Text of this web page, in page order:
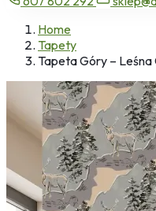
Home
Tapety
Tapeta Góry –